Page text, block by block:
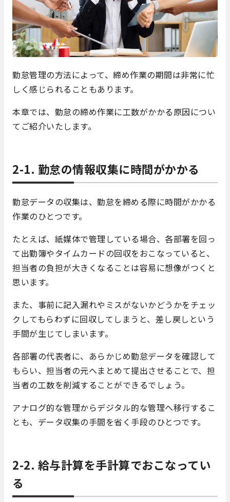
勤怠管理の方法によって、締め作業の期間は非常に忙
しく感じられることもあります。
本章では、勤怠の締め作業に工数がかかる原因につい
てご紹介いたします。
2-1. 勤怠の情報収集に時間がかかる
勤怠データの収集は、勤怠を締める際に時間がかかる
作業のひとつです。
たとえば、紙媒体で管理している場合、各部署を回っ
て出勤簿やタイムカードの回収をおこなっていると、
担当者の負担が大きくなることは容易に想像がつくと
思います。
また、事前に記入漏れやミスがないかどうかをチェッ
クしてもらわずに回収してしまうと、差し戻しという
手間が生じてしまいます。
各部署の代表者に、あらかじめ勤怠データを確認して
もらい、担当者の元へまとめて提出させることで、担
当者の工数を削減することができるでしょう。
アナログ的な管理からデジタル的な管理へ移行するこ
とも、データ収集の手間を省く手段のひとつです。
2-2. 給与計算を手計算でおこなってい
る